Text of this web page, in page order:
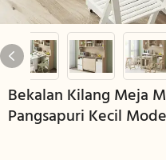
Bekalan Kilang Meja
Pangsapuri Kecil